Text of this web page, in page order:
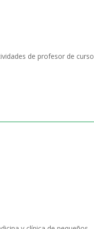
de profesor de curso